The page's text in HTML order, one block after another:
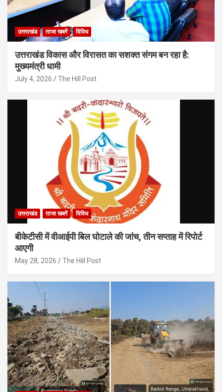
उत्तराखंड ताजा खबरें विविध
उत्तराखंड विकास और विरासत का सशक्त संगम बन रहा है:
मुख्यमंत्री धामी
July 4, 2026 The Hill Post
उत्तराखंड ताजा खबरें विविध
बीकेटीसी में वीआईपी बिल घोटाले की जांच, तीन सप्ताह में रिपोर्ट
आएगी
May 28, 2026 The Hill Post